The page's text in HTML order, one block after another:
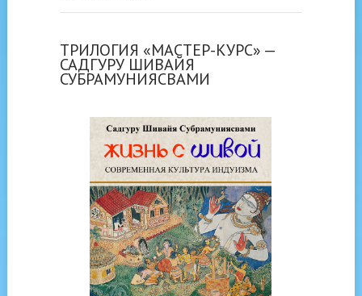
ТРИЛОГИЯ «МАСТЕР-КУРС» —
САДГУРУ ШИВАЙЯ
СУБРАМУНИЯСВАМИ